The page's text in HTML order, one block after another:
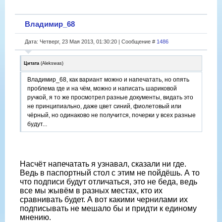
Владимир_68
Дата: Четверг, 23 Мая 2013, 01:30:20 | Сообщение # 1486
Цитата (Alekswas)
Владимир_68, как вариант можно и напечатать, но опять
проблема где и на чём, можно и написать шариковой
ручкой, я то же просмотрел разные документы, видать это
не принципиально, даже цвет синий, фиолетовый или
чёрный, но одинаково не получится, почерки у всех разные
будут...
Насчёт напечатать я узнавал, сказали ни где.
Ведь в паспортный стол с этим не пойдёшь. А то
что подписи будут отличаться, это не беда, ведь
все мы жывём в разных местах, кто их
сравнивать будет. А вот какими чернилами их
подписывать не мешало бы и придти к единому
мнению.